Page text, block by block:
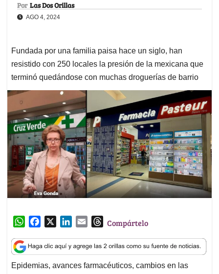
Por Las Dos Orillas
AGO 4, 2024
Fundada por una familia paisa hace un siglo, han
resistido con 250 locales la presión de la mexicana que
terminó quedándose con muchas droguerías de barrio
W
a
t
s
c
e
b
n
k
e
a
i
l
T
r
e
a
Compártelo
Epidemias, avances farmacéuticos, cambios en las